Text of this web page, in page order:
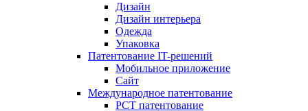
Дизайн
Дизайн интерьера
Одежда
Упаковка
Патентование IT-решений
Мобильное приложение
Сайт
Международное патентование
PCT патентование